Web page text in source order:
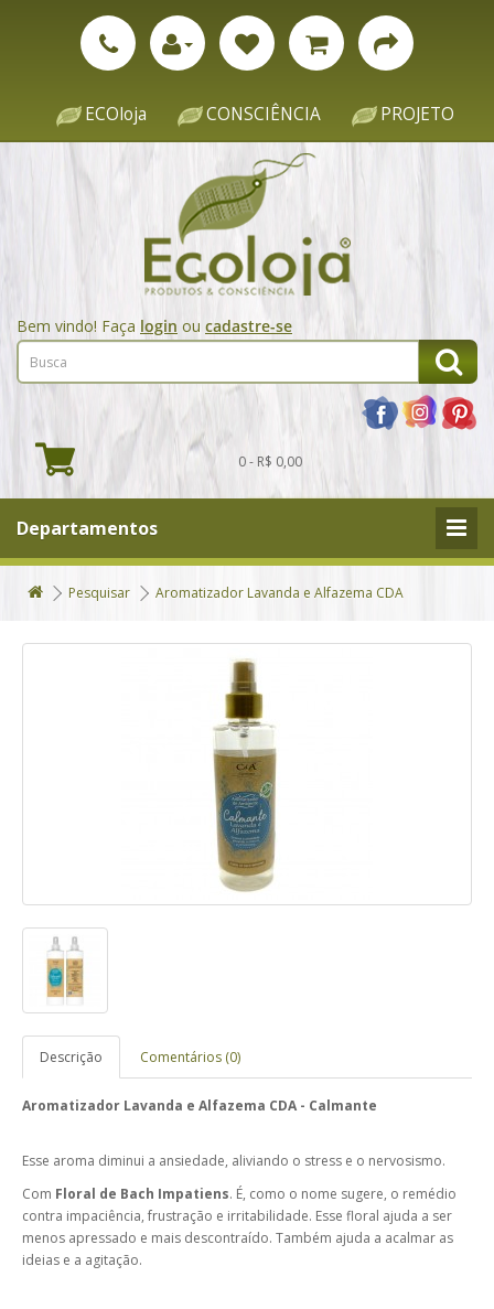
ECOloja CONSCIÊNCIA PROJETO
Bem vindo! Faça login ou cadastre-se
0 - R$ 0,00
Departamentos
Pesquisar Aromatizador Lavanda e Alfazema CDA
Descrição Comentários (0)
Aromatizador Lavanda e Alfazema CDA - Calmante
Esse aroma diminui a ansiedade, aliviando o stress e o nervosismo.
Com Floral de Bach Impatiens. É, como o nome sugere, o remédio
contra impaciência, frustração e irritabilidade. Esse floral ajuda a ser
menos apressado e mais descontraído. Também ajuda a acalmar as
ideias e a agitação.